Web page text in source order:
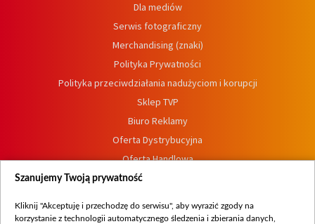
Dla mediów
Serwis fotograficzny
Merchandising (znaki)
Polityka Prywatności
Polityka przeciwdziałania nadużyciom i korupcji
Sklep TVP
Biuro Reklamy
Oferta Dystrybucyjna
Oferta Handlowa
Dostępność
Procedura zgłoszeń wewnętrznych
Szanujemy Twoją prywatność
Kliknij "Akceptuję i przechodzę do serwisu", aby wyrazić zgody na
korzystanie z technologii automatycznego śledzenia i zbierania danych,